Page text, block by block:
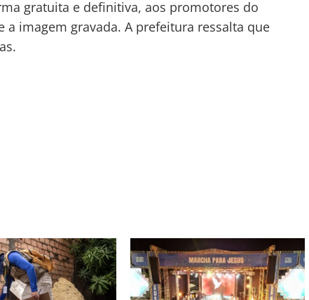
gratuita e definitiva, aos promotores do
imagem gravada. A prefeitura ressalta que